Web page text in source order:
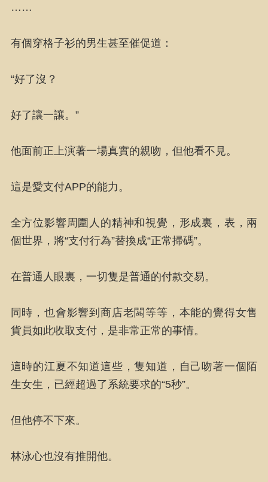
……
有個穿格子衫的男生甚至催促道：
“好了沒？
好了讓一讓。”
他面前正上演著一場真實的親吻，但他看不見。
這是愛支付APP的能力。
全方位影響周圍人的精神和視覺，形成裏，表，兩
個世界，將“支付行為”替換成“正常掃碼”。
在普通人眼裏，一切隻是普通的付款交易。
同時，也會影響到商店老闆等等，本能的覺得女售
貨員如此收取支付，是非常正常的事情。
這時的江夏不知道這些，隻知道，自己吻著一個陌
生女生，已經超過了系統要求的“5秒”。
但他停不下來。
林泳心也沒有推開他。